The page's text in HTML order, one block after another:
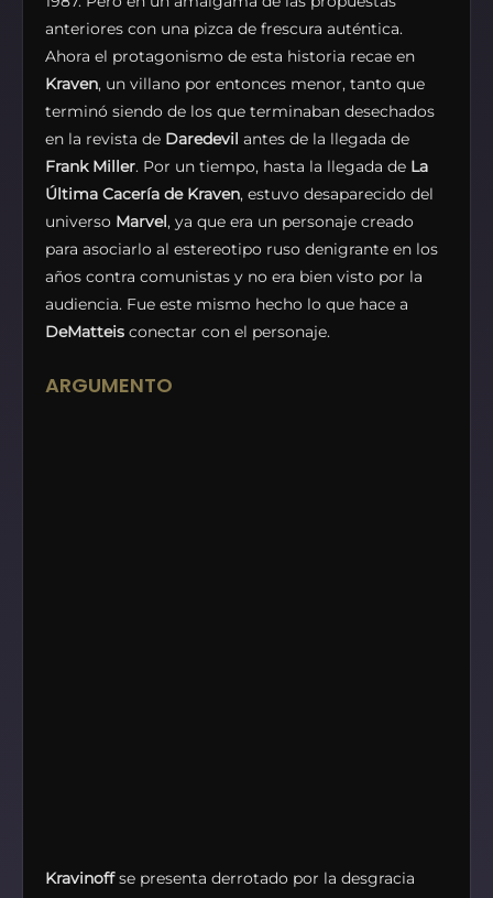
anteriores con una pizca de frescura auténtica.
Ahora el protagonismo de esta historia recae en
Kraven, un villano por entonces menor, tanto que
terminó siendo de los que terminaban desechados
en la revista de Daredevil antes de la llegada de
Frank Miller. Por un tiempo, hasta la llegada de La
Última Cacería de Kraven, estuvo desaparecido del
universo Marvel, ya que era un personaje creado
para asociarlo al estereotipo ruso denigrante en los
años contra comunistas y no era bien visto por la
audiencia. Fue este mismo hecho lo que hace a
DeMatteis conectar con el personaje.
ARGUMENTO
Kravinoffse presenta derrotado por la desgracia